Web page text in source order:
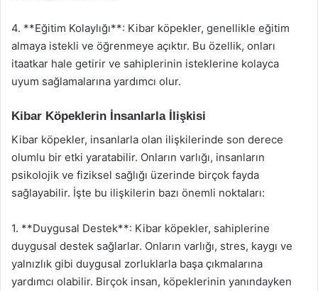
4. **Eğitim Kolaylığı**: Kibar köpekler, genellikle eğitim
almaya istekli ve öğrenmeye açıktır. Bu özellik, onları
itaatkar hale getirir ve sahiplerinin isteklerine kolayca
uyum sağlamalarına yardımcı olur.
Kibar Köpeklerin İnsanlarla İlişkisi
Kibar köpekler, insanlarla olan ilişkilerinde son derece
olumlu bir etki yaratabilir. Onların varlığı, insanların
psikolojik ve fiziksel sağlığı üzerinde birçok fayda
sağlayabilir. İşte bu ilişkilerin bazı önemli noktaları:
1. **Duygusal Destek**: Kibar köpekler, sahiplerine
duygusal destek sağlarlar. Onların varlığı, stres, kaygı ve
yalnızlık gibi duygusal zorluklarla başa çıkmalarına
yardımcı olabilir. Birçok insan, köpeklerinin yanındayken